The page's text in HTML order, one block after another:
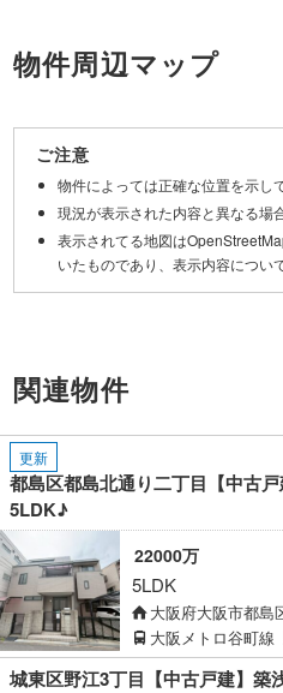
物件周辺マップ
−
ご注意
物件によっては正確な位置を示し
現況が表示された内容と異なる場
表示されてる地図は
いたものであり、表示内容につい
関連物件
更新
都島区都島北通り二丁目【中古
5LDK♪
22000万
5LDK
大阪府大阪市都島
大阪メトロ谷町線
城東区野江3丁目【中古戸建】築